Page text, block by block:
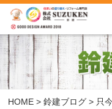
はじめての方へ
施工事例
お客様の声
HOME > 鈴建ブログ > 只